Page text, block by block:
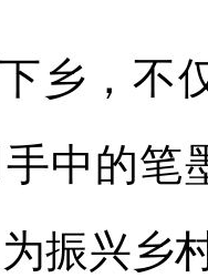
乡，不
中的笔
振兴乡